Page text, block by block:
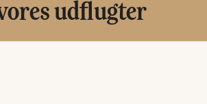
udflugter